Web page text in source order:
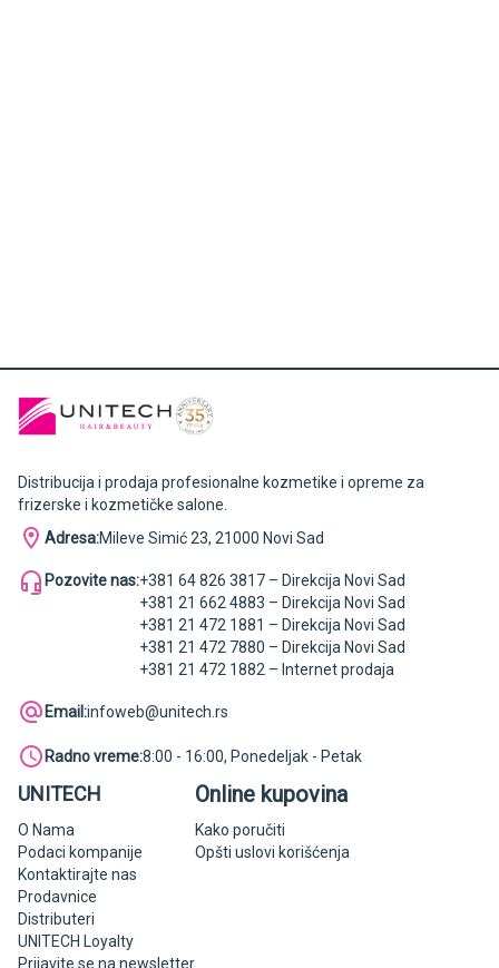
Distribucija i prodaja profesionalne kozmetike i opreme za
frizerske i kozmetičke salone.
Adresa:Mileve Simić 23, 21000 Novi Sad
Pozovite nas:+381 64 826 3817 – Direkcija Novi Sad
+381 21 662 4883 – Direkcija Novi Sad
+381 21 472 1881 – Direkcija Novi Sad
+381 21 472 7880 – Direkcija Novi Sad
+381 21 472 1882 – Internet prodaja
Email:infoweb@unitech.rs
Radno vreme:8:00 - 16:00, Ponedeljak - Petak
UNITECH
O Nama
Podaci kompanije
Kontaktirajte nas
Prodavnice
Distributeri
UNITECH Loyalty
Prijavite se na newsletter
Online kupovina
Kako poručiti
Opšti uslovi korišćenja